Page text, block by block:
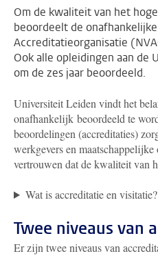
Om de kwaliteit van het
beoordeelt de
Accreditatieorganisatie
Ook alle opleidingen aan de
om de zes jaar beoordeeld.
Universiteit Leiden vindt het
onafhankelijk beoordeeld te
beoordelingen (accreditaties)
werkgevers en
vertrouwen dat de kwaliteit van
Wat is accreditatie en visitatie?
Twee niveaus van
Er zijn twee niveaus van